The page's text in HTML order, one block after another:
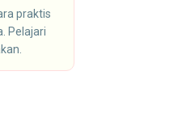
praktis
Pelajari